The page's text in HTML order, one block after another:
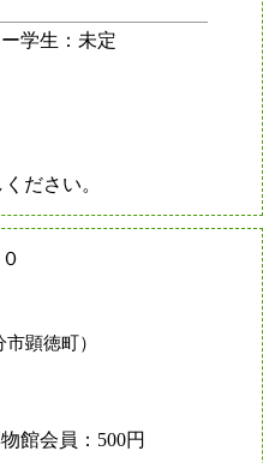
学生：未定
ださい。
０
顕徳町）
館会員：500円